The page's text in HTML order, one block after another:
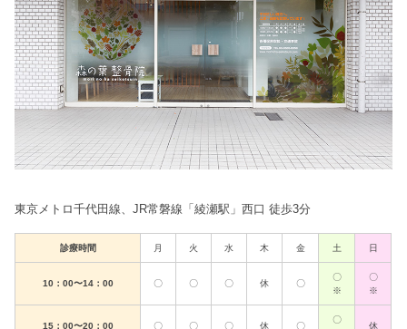
東京メトロ千代田線、JR常磐線「綾瀬駅」西口 徒歩3分
診療時間 月 火 水 木 金 土 日
10：00〜14：00 〇 〇 〇 休 〇
〇
※
〇
※
15：00〜20：00 〇 〇 〇 休 〇
〇
休